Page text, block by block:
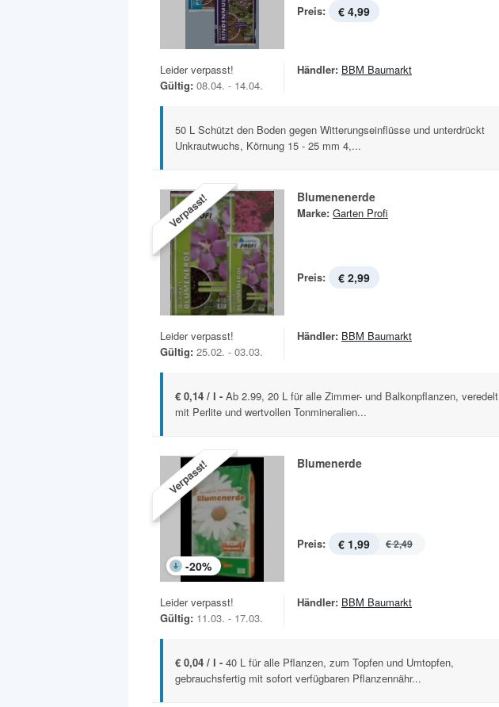
Preis: € 4,99
Leider verpasst!
Gültig: 08.04. - 14.04.
Händler: BBM Baumarkt
50 L Schützt den Boden gegen Witterungseinflüsse und unterdrückt
Unkrautwuchs, Körnung 15 - 25 mm 4,...
Verpasst! Blumenenerde
Marke: Garten Profi
Preis: € 2,99
Leider verpasst!
Gültig: 25.02. - 03.03.
Händler: BBM Baumarkt
€ 0,14 / l - Ab 2.99, 20 L für alle Zimmer- und Balkonpflanzen, veredelt
mit Perlite und wertvollen Tonmineralien...
Verpasst!
-20%
Blumenerde
Preis: € 1,99 € 2,49
Leider verpasst!
Gültig: 11.03. - 17.03.
Händler: BBM Baumarkt
€ 0,04 / l - 40 L für alle Pflanzen, zum Topfen und Umtopfen,
gebrauchsfertig mit sofort verfügbaren Pflanzennähr...